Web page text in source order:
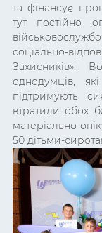
та фінансує
тут постійно
соціально-
Захисників».
однодумців,
підтримують
втратили обох
матеріально
50 дітьми-